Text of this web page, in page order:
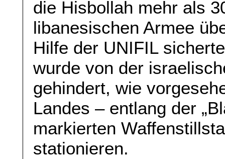
die Hisbollah mehr als
libanesischen Armee
Hilfe der UNIFIL
wurde von der
gehindert, wie
Landes – entlang der
markierten
stationieren.